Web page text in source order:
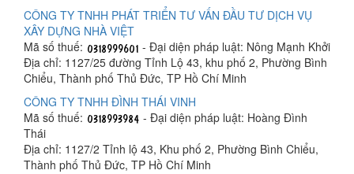
CÔNG TY TNHH PHÁT TRIỂN TƯ VẤN ĐẦU TƯ DỊCH VỤ
XÂY DỰNG NHÀ VIỆT
Mã số thuế:
- Đại diện pháp luật: Nông Mạnh Khởi
Địa chỉ: 1127/25 đường Tỉnh Lộ 43, khu phố 2, Phường Bình
Chiểu, Thành phố Thủ Đức, TP Hồ Chí Minh
CÔNG TY TNHH ĐÌNH THÁI VINH
Mã số thuế:
- Đại diện pháp luật: Hoàng Đình
Thái
Địa chỉ: 1127/2 Tỉnh lộ 43, Khu phố 2, Phường Bình Chiểu,
Thành phố Thủ Đức, TP Hồ Chí Minh